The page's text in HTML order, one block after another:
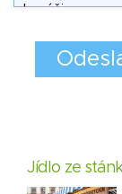
Jídlo ze